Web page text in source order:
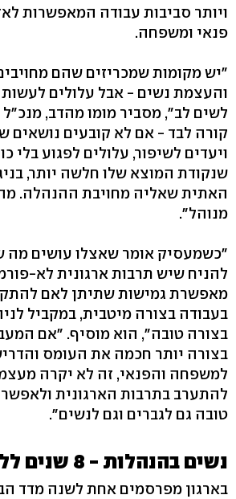
ויותר סביבות עבודה המאפשרות
פנאי ומשפחה.
"יש מקומות שמכריזים שהם מחויבים
והעצמת נשים - אבל עלולים
לשים לב", מסביר מומו מהדב, מנכ"ל
קורה לבד - אם לא קובעים נושאים
ויעדים לשיפור, עלולים לפגוע בלי
שנקודת המוצא שלו חלשה יותר,
האתית שאליה מחויבת ההנהלה.
מנוהל".
"כשמעסיק אומר שאצלו עושים מה
להניח שיש תרבות ארגונית לא-
מאפשרת גמישות שתיתן לאם
בעבודה בצורה מיטבית, במקביל
בצורה טובה", הוא מוסיף. "אם
בצורה יותר חכמה את העומס
למשפחה והפנאי, זה לא יקרה
להתערב בתרבות הארגונית
טובה גם לגברים וגם לנשים".
נשים בהנהלות - 8 שנים ללא שינוי
בארגון מפרסמים אחת לשנה מדד